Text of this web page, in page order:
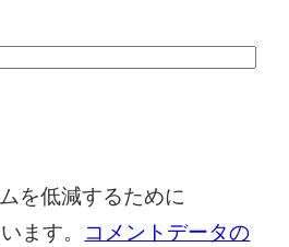
を低減するために
ます。
コメントデータの